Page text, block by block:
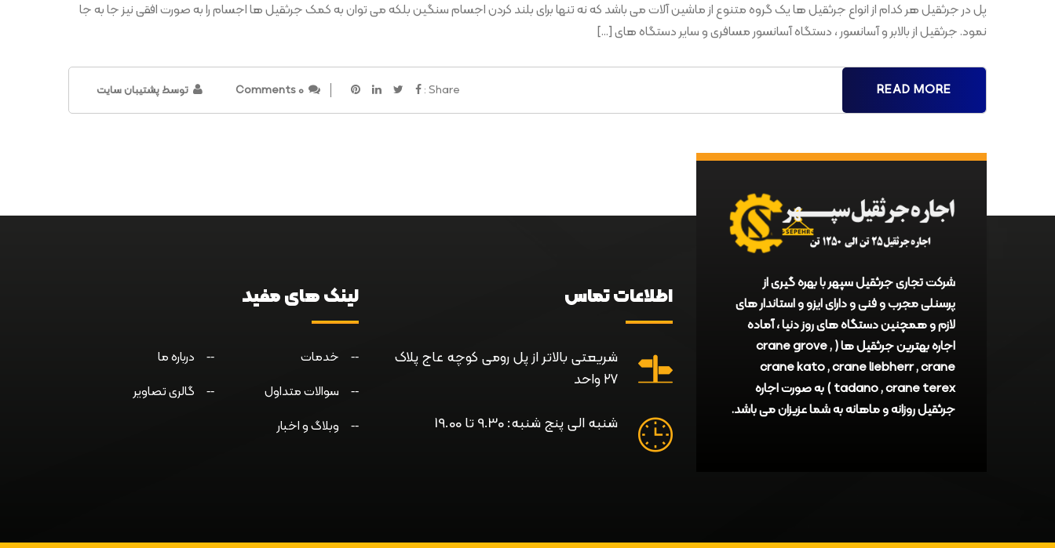
پل در جرثقیل هر کدام از انواع جرثقیل ها یک گروه متنوع از ماشین آلات می باشد که نه تنها برای بلند کردن اجسام سنگین بلکه می توان به کمک جرثقیل ها اجسام را به صورت افقی نیز جا به جا
نمود. جرثقیل از بالابر و آسانسور ، دستگاه آسانسور مسافری و سایر دستگاه های […]
READ MORE
0 Comments توسط پشتیبان سایت Share :
شرکت تجاری جرثقیل سپهر با بهره گیری از
پرسنلی مجرب و فنی و دارای ایزو و استاندار های
لازم و همچنین دستگاه های روز دنیا ، آماده
اجاره بهترین جرثقیل ها ( crane grove ,
crane kato , crane liebherr , crane
tadano , crane terex ) به صورت اجاره
جرثقیل روزانه و ماهانه به شما عزیزان می باشد.
اطلاعات تماس
شریعتی بالاتر از پل رومی کوچه عاج پلاک
۲۷ واحد
شنبه الی پنج شنبه: 9.30 تا 19.00
لینک های مفید
خدمات
درباره ما
سوالات متداول
گالری تصاویر
وبلاگ و اخبار